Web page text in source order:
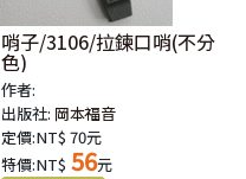
哨子/3106/拉鍊口哨(不分
色)
作者:
出版社: 岡本福音
定價:NT$ 70元
特價:NT$ 56元